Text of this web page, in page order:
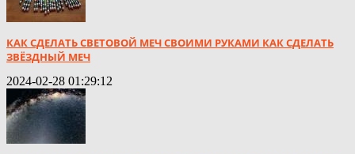
КАК СДЕЛАТЬ СВЕТОВОЙ МЕЧ СВОИМИ РУКАМИ КАК СДЕЛАТЬ
ЗВЁЗДНЫЙ МЕЧ
2024-02-28 01:29:12